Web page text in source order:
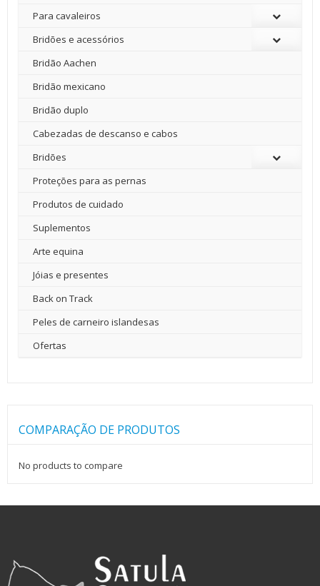
Para cavaleiros
Bridões e acessórios
Bridão Aachen
Bridão mexicano
Bridão duplo
Cabezadas de descanso e cabos
Bridões
Proteções para as pernas
Produtos de cuidado
Suplementos
Arte equina
Jóias e presentes
Back on Track
Peles de carneiro islandesas
Ofertas
COMPARAÇÃO DE PRODUTOS
No products to compare